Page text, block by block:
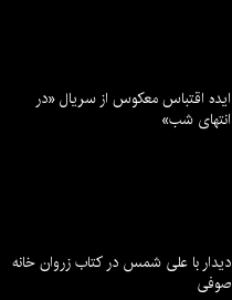
ایده اقتباس معکوس از سریال «در
انتهای شب»
دیدار با علی شمس در کتاب زروان خانه
صوفی